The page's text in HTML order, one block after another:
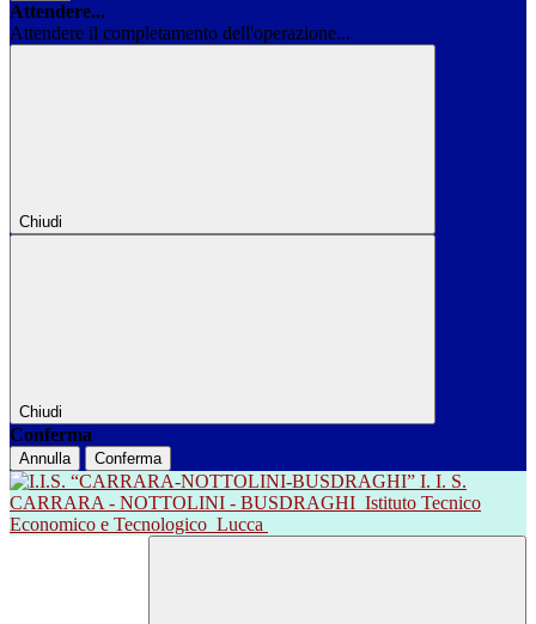
Attendere...
Attendere il completamento dell'operazione...
Chiudi
Chiudi
Conferma
Annulla Conferma
I. I. S.
CARRARA - NOTTOLINI - BUSDRAGHI Istituto Tecnico
Economico e Tecnologico Lucca